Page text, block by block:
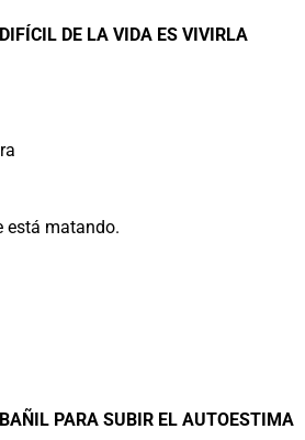
DE LA VIDA ES VIVIRLA
está matando.
PARA SUBIR EL AUTOESTIMA